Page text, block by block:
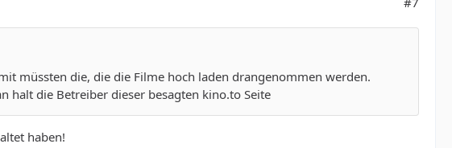
müssten die, die die Filme hoch laden drangenommen werden.
halt die Betreiber dieser besagten kino.to Seite
haben!